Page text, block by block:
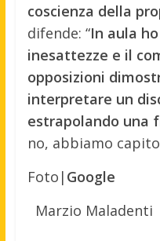
coscienza della
difende: “In aula
inesattezze e il
opposizioni
interpretare un
estrapolando una
no, abbiamo
Foto| Google
Marzio Maladenti